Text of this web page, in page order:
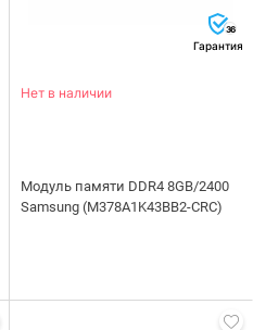
36
Гарантия
Нет в наличии
Модуль памяти DDR4 8GB/2400
Samsung (M378A1K43BB2-CRC)